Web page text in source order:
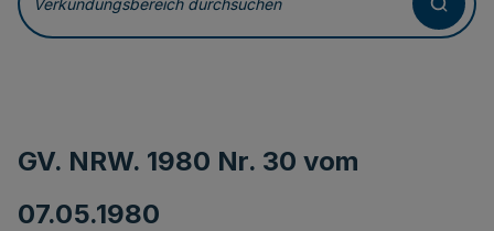
Verkündungsbereich durchsuchen
GV. NRW. 1980 Nr. 30 vom
07.05.1980